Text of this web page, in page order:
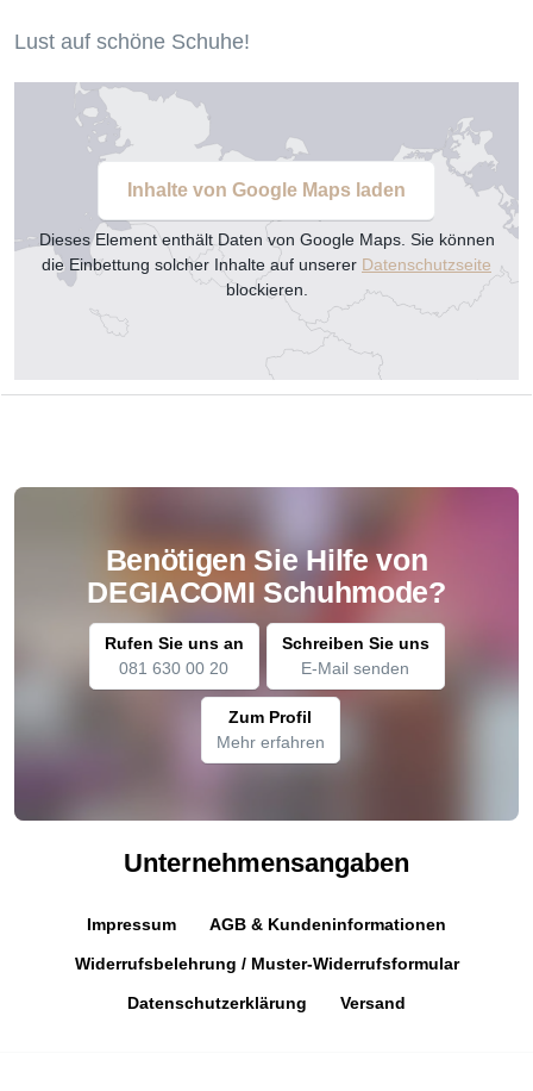
Lust auf schöne Schuhe!
Inhalte von Google Maps laden
Dieses Element enthält Daten von Google Maps. Sie können
die Einbettung solcher Inhalte auf unserer Datenschutzseite
blockieren.
Benötigen Sie Hilfe von
DEGIACOMI Schuhmode?
Rufen Sie uns an
081 630 00 20
Schreiben Sie uns
E-Mail senden
Zum Profil
Mehr erfahren
Unternehmensangaben
Impressum AGB & Kundeninformationen
Widerrufsbelehrung / Muster-Widerrufsformular
Datenschutzerklärung Versand